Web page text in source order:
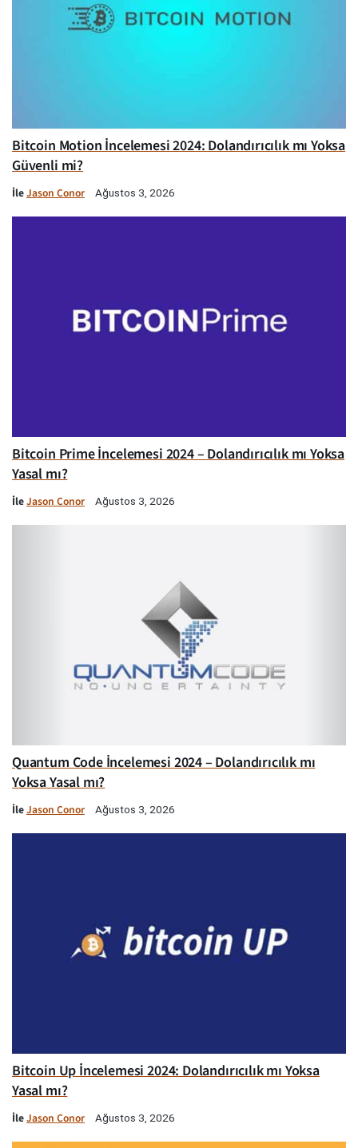
Bitcoin Motion İncelemesi 2024: Dolandırıcılık mı Yoksa
Güvenli mi?
İleJason Conor Ağustos 3, 2026
Bitcoin Prime İncelemesi 2024 – Dolandırıcılık mı Yoksa
Yasal mı?
İleJason Conor Ağustos 3, 2026
Quantum Code İncelemesi 2024 – Dolandırıcılık mı
Yoksa Yasal mı?
İleJason Conor Ağustos 3, 2026
Bitcoin Up İncelemesi 2024: Dolandırıcılık mı Yoksa
Yasal mı?
İleJason Conor Ağustos 3, 2026